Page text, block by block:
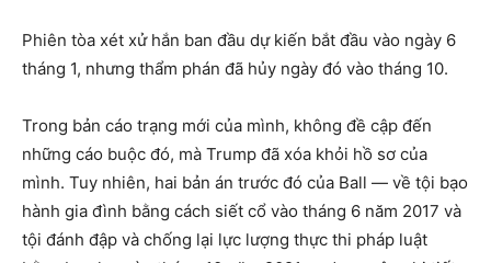
Phiên tòa xét xử hắn ban đầu dự kiến ​​bắt đầu vào ngày 6
tháng 1, nhưng thẩm phán đã hủy ngày đó vào tháng 10.
Trong bản cáo trạng mới của mình, không đề cập đến
những cáo buộc đó, mà Trump đã xóa khỏi hồ sơ của
mình. Tuy nhiên, hai bản án trước đó của Ball — về tội bạo
hành gia đình bằng cách siết cổ vào tháng 6 năm 2017 và
tội đánh đập và chống lại lực lượng thực thi pháp luật